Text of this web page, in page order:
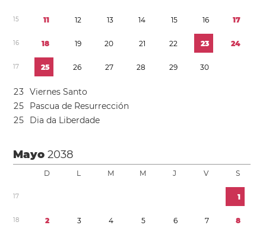
15 11 12 13 14 15 16 17
16 18 19 20 21 22 23 24
17 25 26 27 28 29 30
23 Viernes Santo
25
Pascua de Resurrección
25 Dia da Liberdade
Mayo2038
D L M M J V S
17 1
18 2 3 4 5 6 7 8